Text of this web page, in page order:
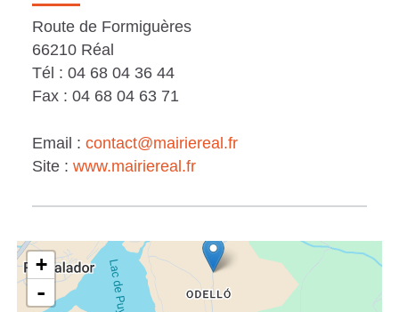
Route de Formiguères
66210 Réal
Tél : 04 68 04 36 44
Fax : 04 68 04 63 71
Email :contact@mairiereal.fr
Site :www.mairiereal.fr
+
-